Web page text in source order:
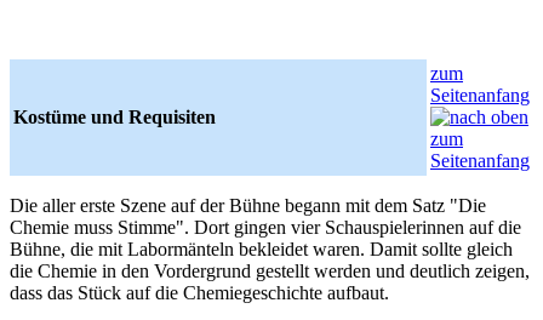
Kostüme und Requisiten
zum
Seitenanfang
Die aller erste Szene auf der Bühne begann mit dem Satz "Die
Chemie muss Stimme". Dort gingen vier Schauspielerinnen auf die
Bühne, die mit Labormänteln bekleidet waren. Damit sollte gleich
die Chemie in den Vordergrund gestellt werden und deutlich zeigen,
dass das Stück auf die Chemiegeschichte aufbaut.